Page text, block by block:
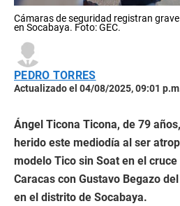
Cámaras de seguridad registran
en Socabaya. Foto: GEC.
PEDRO TORRES
Actualizado el 04/08/2025, 09:01
Ángel Ticona Ticona, de 79
herido este mediodía al ser
modelo Tico sin Soat en el
Caracas con Gustavo Begazo
en el distrito de Socabaya.